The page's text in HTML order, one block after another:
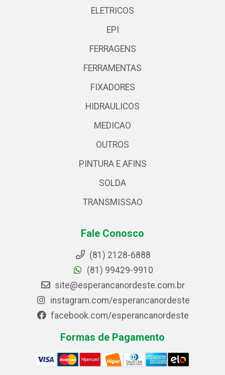
ELETRICOS
EPI
FERRAGENS
FERRAMENTAS
FIXADORES
HIDRAULICOS
MEDICAO
OUTROS
PINTURA E AFINS
SOLDA
TRANSMISSAO
Fale Conosco
(81) 2128-6888
(81) 99429-9910
site@esperancanordeste.com.br
instagram.com/esperancanordeste
facebook.com/esperancanordeste
Formas de Pagamento